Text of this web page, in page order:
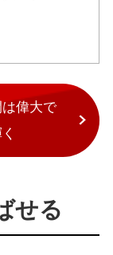
は偉大で
せる